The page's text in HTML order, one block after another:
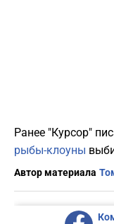
Ранее "Курсор"
рыбы-клоуны
Автор материала